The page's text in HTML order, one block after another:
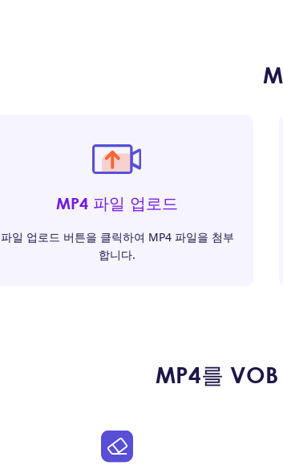
MP4 파일 업로드
파일 업로드 버튼을 클릭하여 MP4 파일을 첨부
합니다.
MP4를